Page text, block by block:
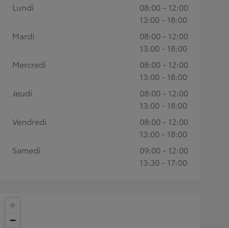
Lundi
08:00 - 12:00
13:00 - 18:00
Mardi
08:00 - 12:00
13:00 - 18:00
Mercredi
08:00 - 12:00
13:00 - 18:00
Jeudi
08:00 - 12:00
13:00 - 18:00
Vendredi
08:00 - 12:00
13:00 - 18:00
Samedi
09:00 - 12:00
13:30 - 17:00